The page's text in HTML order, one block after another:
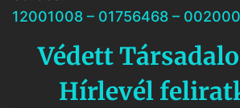
12001008 – 01756468 –
Védett
Hírlevél